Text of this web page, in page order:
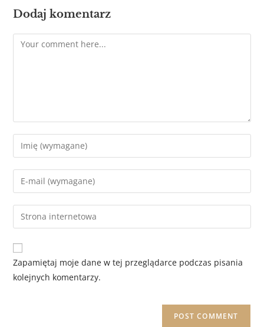
Dodaj komentarz
Zapamiętaj moje dane w tej przeglądarce podczas pisania
kolejnych komentarzy.